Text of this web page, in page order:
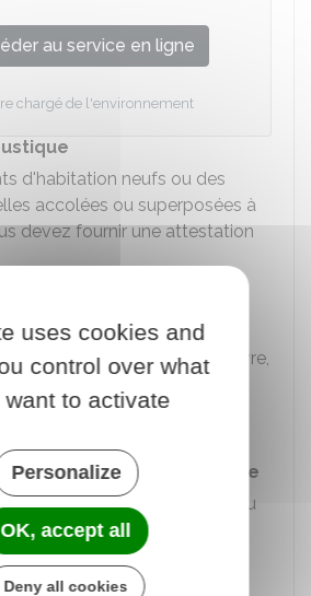
au service en ligne
chargé de l'environnement
d'habitation neufs ou des
accolées ou superposées à
devez fournir une attestation
de la
un architecte, le maître d'œuvre,
ayant un agrément, un
un ingénieur conseil en
et paracyclonique
à un risque sismique ou
technique atteste que
parasismiques et
respectées.
uses cookies and
control over what
want to activate
Personalize
OK, accept all
Deny all cookies